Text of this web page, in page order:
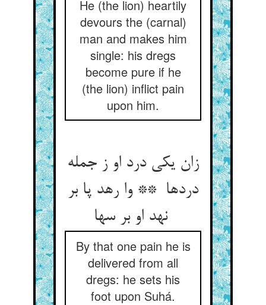
He (the lion) heartily
devours the (carnal)
man and makes him
single: his dregs
become pure if he
(the lion) inflict pain
upon him.
زان یکی درد او ز جمله
دردها ** وا رهد پا بر
نهد او بر سها
By that one pain he is
delivered from all
dregs: he sets his
foot upon Suhá.